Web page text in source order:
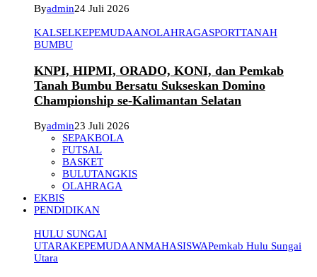
Byadmin24 Juli 2026
KALSELKEPEMUDAANOLAHRAGASPORTTANAH
BUMBU
KNPI, HIPMI, ORADO, KONI, dan Pemkab
Tanah Bumbu Bersatu Sukseskan Domino
Championship se-Kalimantan Selatan
Byadmin23 Juli 2026
SEPAKBOLA
FUTSAL
BASKET
BULUTANGKIS
OLAHRAGA
EKBIS
PENDIDIKAN
HULU SUNGAI
UTARAKEPEMUDAANMAHASISWAPemkab Hulu Sungai
Utara